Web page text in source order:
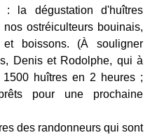
la dégustation d'huîtres
ostréiculteurs bouinais,
et boissons. (À souligner
Denis et Rodolphe, qui à
huîtres en 2 heures ;
pour une prochaine
des randonneurs qui sont